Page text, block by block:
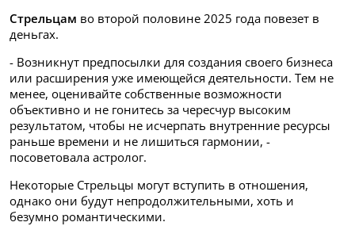
Стрельцам во второй половине 2025 года повезет в
деньгах.
- Возникнут предпосылки для создания своего бизнеса
или расширения уже имеющейся деятельности. Тем не
менее, оценивайте собственные возможности
объективно и не гонитесь за чересчур высоким
результатом, чтобы не исчерпать внутренние ресурсы
раньше времени и не лишиться гармонии, -
посоветовала астролог.
Некоторые Стрельцы могут вступить в отношения,
однако они будут непродолжительными, хоть и
безумно романтическими.